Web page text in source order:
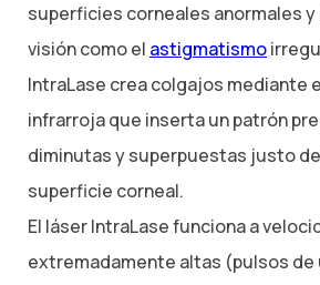
superficies corneales anormales
visión como el astigmatismo
IntraLase crea colgajos mediante
infrarroja que inserta un patrón
diminutas y superpuestas justo
superficie corneal.
El láser IntraLase funciona a
extremadamente altas (pulsos de